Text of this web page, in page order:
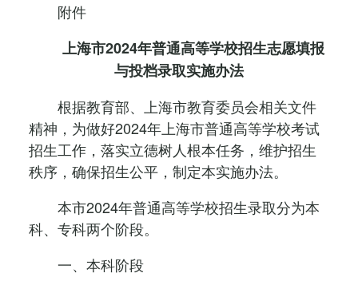
附件
上海市2024年普通高等学校招生志愿填报
与投档录取实施办法
根据教育部、上海市教育委员会相关文件
精神，为做好2024年上海市普通高等学校考试
招生工作，落实立德树人根本任务，维护招生
秩序，确保招生公平，制定本实施办法。
本市2024年普通高等学校招生录取分为本
科、专科两个阶段。
一、本科阶段